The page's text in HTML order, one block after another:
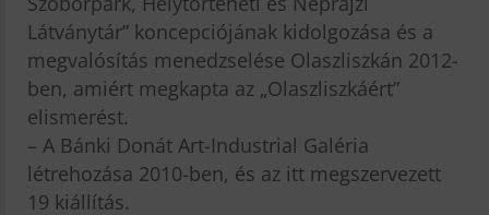
Látványtár” koncepciójának kidolgozása és a
megvalósítás menedzselése Olaszliszkán 2012-
ben, amiért megkapta az „Olaszliszkáért”
elismerést.
– A Bánki Donát Art-Industrial Galéria
létrehozása 2010-ben, és az itt megszervezett
19 kiállítás.